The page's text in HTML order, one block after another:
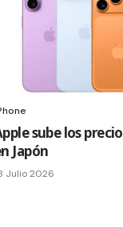
sube los
Japón
Julio 2026